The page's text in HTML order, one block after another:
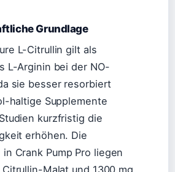
Grundlage
L-Citrullin gilt als
L-Arginin bei der NO-
sie besser resorbiert
haltige Supplemente
kurzfristig die
erhöhen. Die
Crank Pump Pro liegen
Malat und 1300 mg